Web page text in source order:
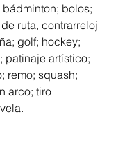
bolos;
ruta, contrarreloj
golf; hockey;
patinaje artístico;
remo; squash;
arco; tiro